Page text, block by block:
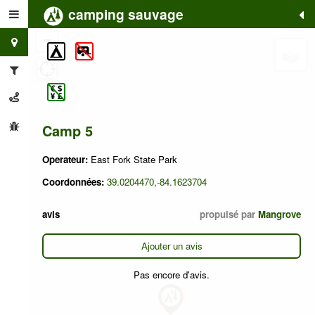
camping sauvage
Camp 5
Operateur: East Fork State Park
Coordonnées: 39.0204470,-84.1623704
avis propulsé par Mangrove
Ajouter un avis
Pas encore d'avis.
+
−